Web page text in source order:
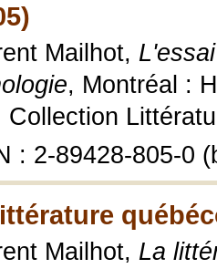
Mailhot,
, Montréal :
Collection
: 2-89428-805-0
Mailhot, La